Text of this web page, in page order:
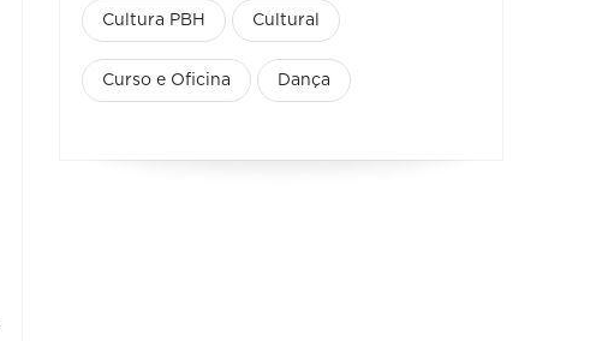
Cultura PBH Cultural
Curso e Oficina Dança